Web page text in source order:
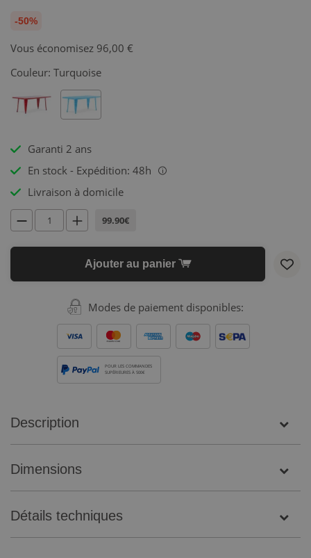
-50%
Vous économisez 96,00 €
Couleur: Turquoise
Garanti 2 ans
En stock - Expédition: 48h
i
Livraison à domicile
99.90€
Ajouter au panier
Modes de paiement disponibles:
POUR LES COMMANDES
SUPÉRIEURES À 500€
Description
Dimensions
Détails techniques